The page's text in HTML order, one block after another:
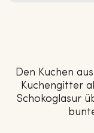
Den Kuchen
Kuchengitter
Schokoglasur